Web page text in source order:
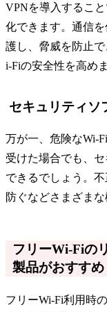
VPNを導入するこ
化できます。通信
護し、脅威を防止
i-Fiの安全性を高めま
セキュリティソ
万が一、危険なWi-
受けた場合でも、
できるでしょう。
防ぐなどさまざまな
フリーWi-Fiの
製品がおすすめ
フリーWi-Fi利用時